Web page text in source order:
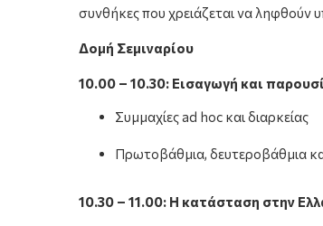
συνθήκες που χρειάζεται να ληφθούν
Δομή Σεμιναρίου
10.00 – 10.30: Εισαγωγή και
Συμμαχίες ad hoc και διαρκείας
Πρωτοβάθμια, δευτεροβάθμια
10.30 – 11.00: Η κατάσταση στην